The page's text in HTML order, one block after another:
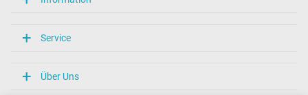
Service
Über Uns